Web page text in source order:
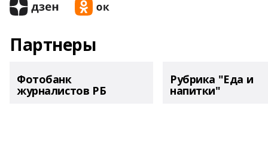
Партнеры
Фотобанк
журналистов РБ
Рубрика "Еда и
напитки"